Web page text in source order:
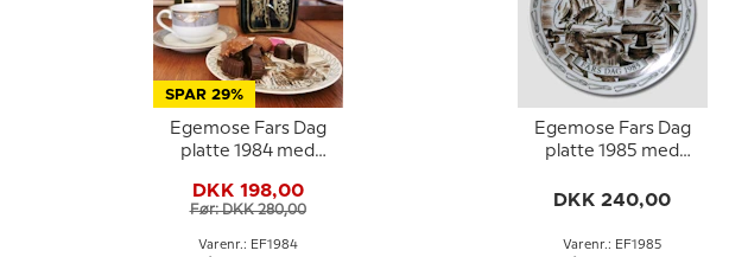
SPAR 29%
Egemose Fars Dag
platte 1984 med
DKK 198,00
Før: DKK 280,00
Varenr.: EF1984
Egemose Fars Dag
platte 1985 med
DKK 240,00
Varenr.: EF1985